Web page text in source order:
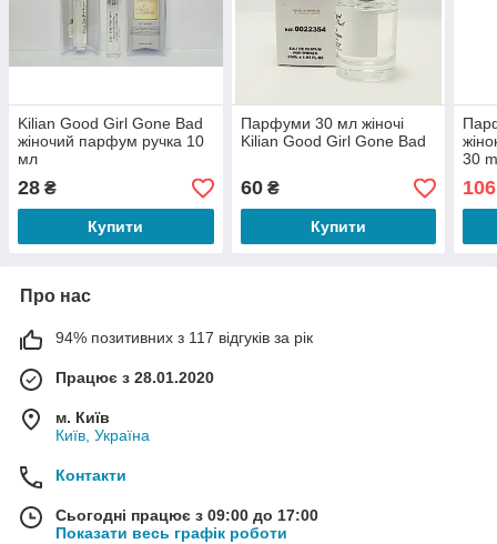
Kilian Good Girl Gone Bad
жіночий парфум ручка 10
мл
28 ₴
Купити
Парфуми 30 мл жіночі
Kilian Good Girl Gone Bad
60₴
Купити
30
106
Про нас
94% позитивних з 117 відгуків за рік
Працює з 28.01.2020
м. Київ
Київ, Україна
Контакти
Сьогодні працює з 09:00 до 17:00
Показати весь графік роботи